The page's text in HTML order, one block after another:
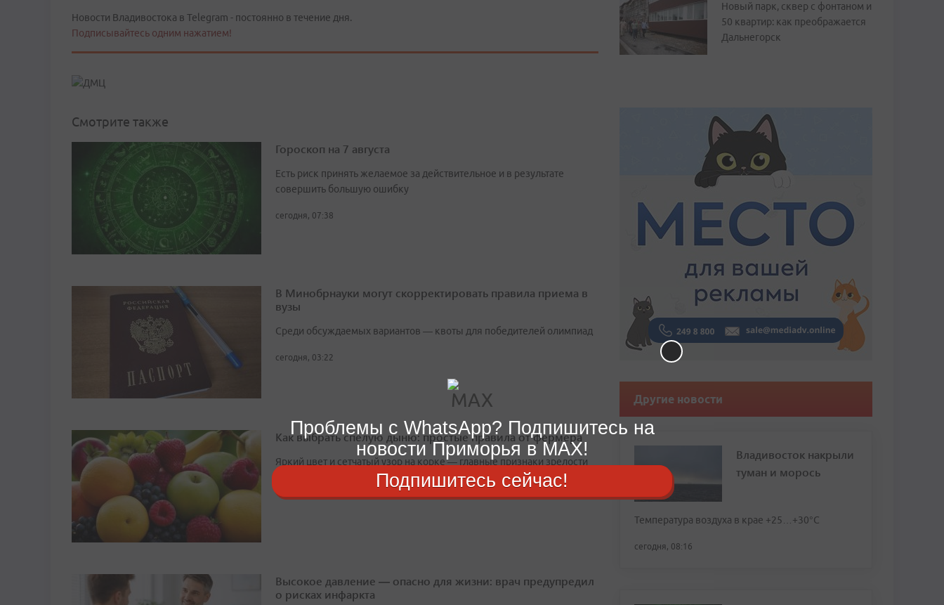
Новости Владивостока в Telegram - постоянно в течение дня.
Подписывайтесь одним нажатием!
Смотрите также
Гороскоп на 7 августа
Есть риск принять желаемое за действительное и в результате
совершить большую ошибку
сегодня, 07:38
В Минобрнауки могут скорректировать правила приема в
вузы
Среди обсуждаемых вариантов — квоты для победителей олимпиад
сегодня, 03:22
Как выбрать спелую дыню: простые правила от фермера
Яркий цвет и сетчатый узор на корке — главные признаки зрелости
Высокое давление — опасно для жизни: врач предупредил
о рисках инфаркта
Новый парк, сквер с фонтаном и
50 квартир: как преображается
Дальнегорск
Другие новости
Владивосток накрыли
туман и морось
Температура воздуха в крае +25…+30°C
сегодня, 08:16
Проблемы с WhatsApp? Подпишитесь на
новости Приморья в MAX!
Подпишитесь сейчас!